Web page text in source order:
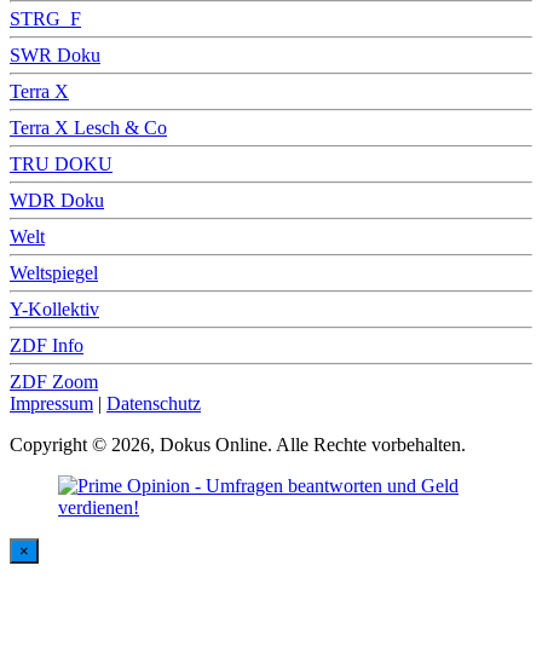
STRG_F
SWR Doku
Terra X
Terra X Lesch & Co
TRU DOKU
WDR Doku
Welt
Weltspiegel
Y-Kollektiv
ZDF Info
ZDF Zoom
Impressum | Datenschutz
Copyright © 2026, Dokus Online. Alle Rechte vorbehalten.
×